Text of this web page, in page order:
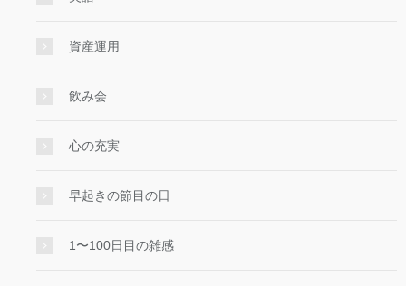
資産運用
飲み会
心の充実
早起きの節目の日
1〜100日目の雑感